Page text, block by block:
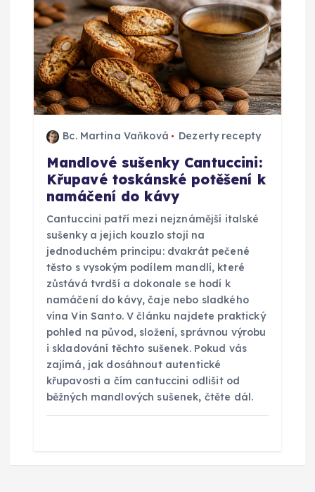
Bc. Martina Vaňková Dezerty recepty
Mandlové sušenky Cantuccini:
Křupavé toskánské potěšení k
namáčení do kávy
Cantuccini patří mezi nejznámější italské
sušenky a jejich kouzlo stojí na
jednoduchém principu: dvakrát pečené
těsto s vysokým podílem mandlí, které
zůstává tvrdší a dokonale se hodí k
namáčení do kávy, čaje nebo sladkého
vína Vin Santo. V článku najdete praktický
pohled na původ, složení, správnou výrobu
i skladování těchto sušenek. Pokud vás
zajímá, jak dosáhnout autentické
křupavosti a čím cantuccini odlišit od
běžných mandlových sušenek, čtěte dál.